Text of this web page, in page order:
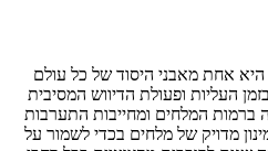
אחת מאבני היסוד של כל עולם
העליות ופעולת הדיווש המסיבית
ברמות המלחים ומחייבות התערבות
מדויק של מלחים בכדי לשמור על